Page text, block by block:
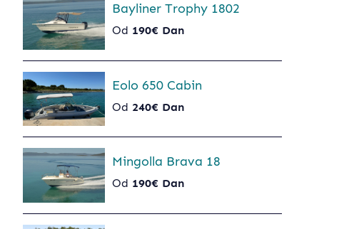
Bayliner Trophy 1802
Od 190€ Dan
Eolo 650 Cabin
Od 240€ Dan
Mingolla Brava 18
Od 190€ Dan